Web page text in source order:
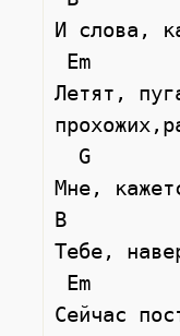
И слова,
Летят,
Мне,
B
Тебе,
Сейчас